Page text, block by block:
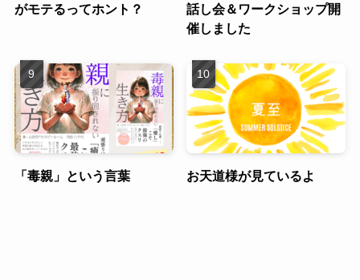
がモテるってホント？
話し会＆ワークショップ開
催しました
「毒親」という言葉 お天道様が見ているよ